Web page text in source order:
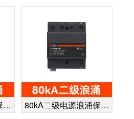
护
80kA二级电源浪涌保护